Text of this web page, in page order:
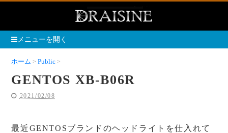
メニューを開く
ホーム Public
GENTOS XB-B06R
2021/02/08
最近GENTOSブランドのヘッドライトを仕入れて